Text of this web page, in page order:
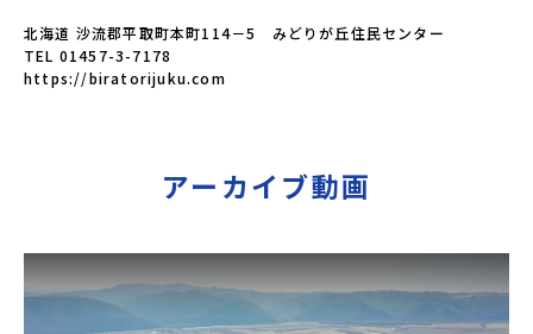
北海道 沙流郡平取町本町114－5　みどりが丘住民センター
TEL 01457-3-7178
https://biratorijuku.com
アーカイブ動画